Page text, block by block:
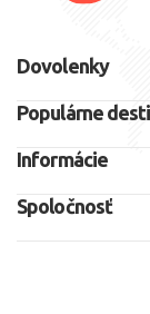
Dovolenky
Populárne
Informácie
Spoločnosť